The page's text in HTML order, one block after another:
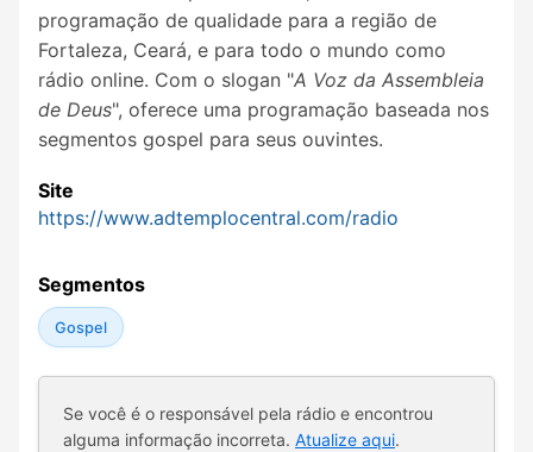
programação de qualidade para a região de
Fortaleza, Ceará, e para todo o mundo como
rádio online. Com o slogan "A Voz da Assembleia
de Deus", oferece uma programação baseada nos
segmentos gospel para seus ouvintes.
Site
https://www.adtemplocentral.com/radio
Segmentos
Gospel
Se você é o responsável pela rádio e encontrou
alguma informação incorreta. Atualize aqui.